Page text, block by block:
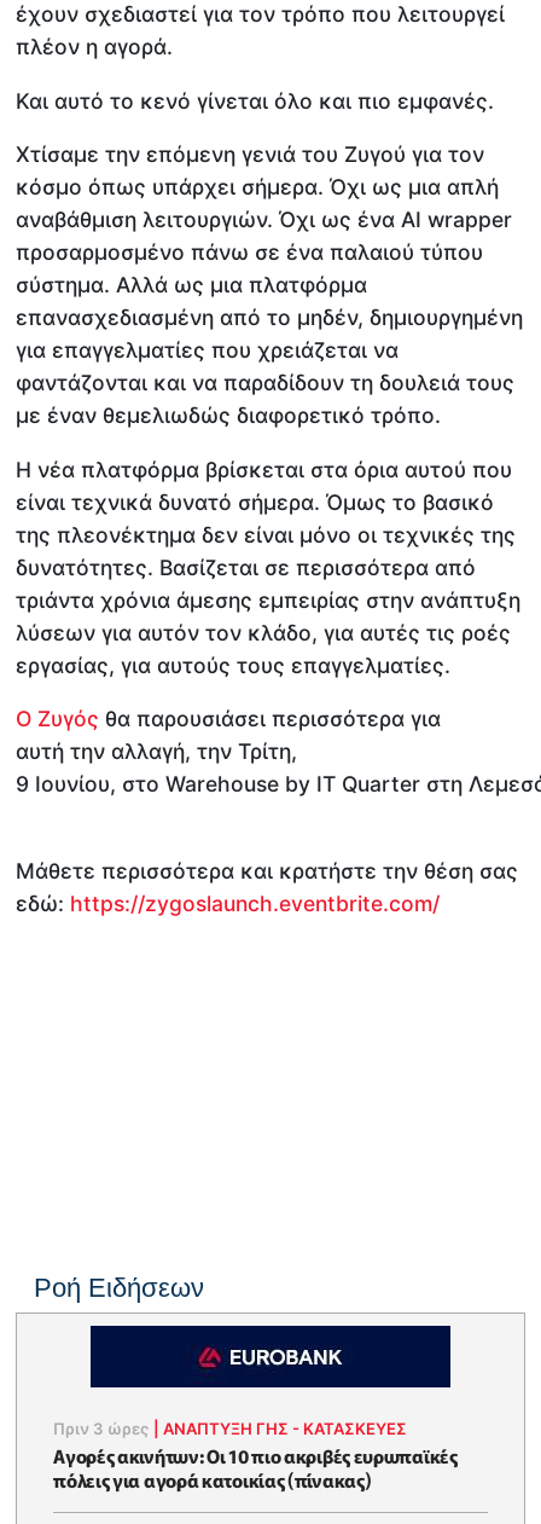
έχουν σχεδιαστεί για τον τρόπο που λειτουργεί
πλέον η αγορά.
Και αυτό το κενό γίνεται όλο και πιο εμφανές.
Χτίσαμε την επόμενη γενιά του Ζυγού για τον
κόσμο όπως υπάρχει σήμερα. Όχι ως μια απλή
αναβάθμιση λειτουργιών. Όχι ως ένα AI wrapper
προσαρμοσμένο πάνω σε ένα παλαιού τύπου
σύστημα. Αλλά ως μια πλατφόρμα
επανασχεδιασμένη από το μηδέν, δημιουργημένη
για επαγγελματίες που χρειάζεται να
φαντάζονται και να παραδίδουν τη δουλειά τους
με έναν θεμελιωδώς διαφορετικό τρόπο.
Η νέα πλατφόρμα βρίσκεται στα όρια αυτού που
είναι τεχνικά δυνατό σήμερα. Όμως το βασικό
της πλεονέκτημα δεν είναι μόνο οι τεχνικές της
δυνατότητες. Βασίζεται σε περισσότερα από
τριάντα χρόνια άμεσης εμπειρίας στην ανάπτυξη
λύσεων για αυτόν τον κλάδο, για αυτές τις ροές
εργασίας, για αυτούς τους επαγγελματίες.
Ο Ζυγός θα παρουσιάσει περισσότερα για
αυτή την αλλαγή, την Τρίτη,
9 Ιουνίου, στο Warehouse by IT Quarter στη
Μάθετε περισσότερα και κρατήστε την θέση σας
εδώ: https://zygoslaunch.eventbrite.com/
Ροή Ειδήσεων
Πριν 3 ώρες |ΑΝΑΠΤΥΞΗ ΓΗΣ - ΚΑΤΑΣΚΕΥΕΣ
Αγορές ακινήτων: Οι 10 πιο ακριβές ευρωπαϊκές
πόλεις για αγορά κατοικίας (πίνακας)